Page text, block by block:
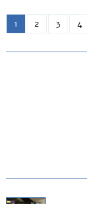
1 2 3 4